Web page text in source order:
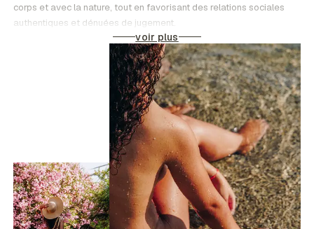
corps et avec la nature, tout en favorisant des relations sociales
authentiques et dénuées de jugement.
voir plus